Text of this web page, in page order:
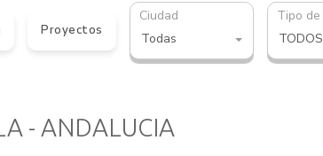
Proyectos
Ciudad
Todas
Tipo
TODOS
- ANDALUCIA